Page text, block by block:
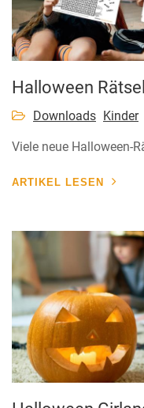
Halloween
Downloads Kinder
Viele neue Halloween-
ARTIKEL LESEN